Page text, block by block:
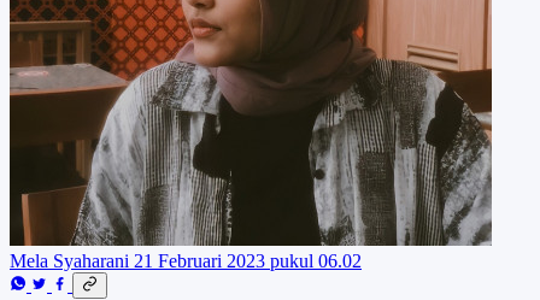
Mela Syaharani 21 Februari 2023 pukul 06.02